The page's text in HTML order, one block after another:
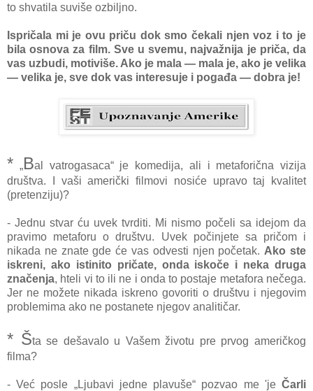
to shvatila suviše ozbiljno.
Ispričala mi je ovu priču dok smo čekali njen voz i to je
bila osnova za film. Sve u svemu, najvažnija je priča, da
vas uzbudi, motiviše. Ako je mala — mala je, ako je velika
— velika je, sve dok vas interesuje i pogađa — dobra je!
* „Bal vatrogasaca“ je komedija, ali i metaforična vizija
društva. I vaši američki filmovi nosiće upravo taj kvalitet
(pretenziju)?
- Jednu stvar ću uvek tvrditi. Mi nismo počeli sa idejom da
pravimo metaforu o društvu. Uvek počinjete sa pričom i
nikada ne znate gde će vas odvesti njen početak. Ako ste
iskreni, ako istinito pričate, onda iskoče i neka druga
značenja, hteli vi to ili ne i onda to postaje metafora nečega.
Jer ne možete nikada iskreno govoriti o društvu i njegovim
problemima ako ne postanete njegov analitičar.
* Šta se dešavalo u Vašem životu pre prvog američkog
filma?
- Već posle „Ljubavi jedne plavuše“ pozvao me 'je Čarli